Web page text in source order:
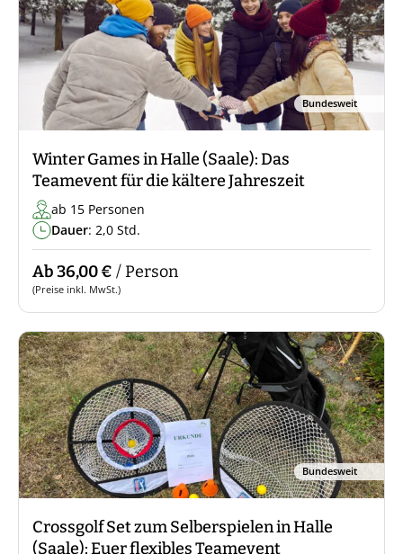
Bundesweit
Winter Games in Halle (Saale): Das
Teamevent für die kältere Jahreszeit
ab 15 Personen
Dauer: 2,0 Std.
Ab 36,00 € / Person
(Preise inkl. MwSt.)
Bundesweit
Crossgolf Set zum Selberspielen in Halle
(Saale): Euer flexibles Teamevent